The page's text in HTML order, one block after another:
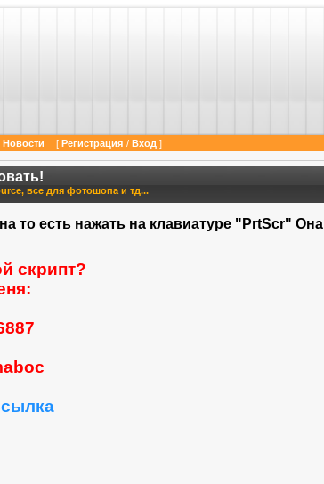
мы можем предложить вам поучаствовать в различных
Новости [Регистрация / Вход ]
все для фотошопа и тд...
то есть нажать на клавиатуре "PrtScr" Она
скрипт?